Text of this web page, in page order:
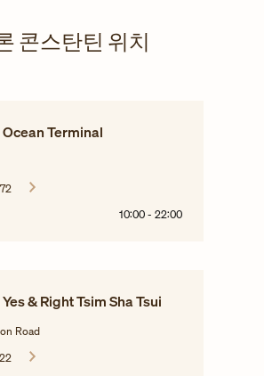
콘스탄틴 위치
Terminal
10:00 - 22:00
& Right Tsim Sha Tsui
Road